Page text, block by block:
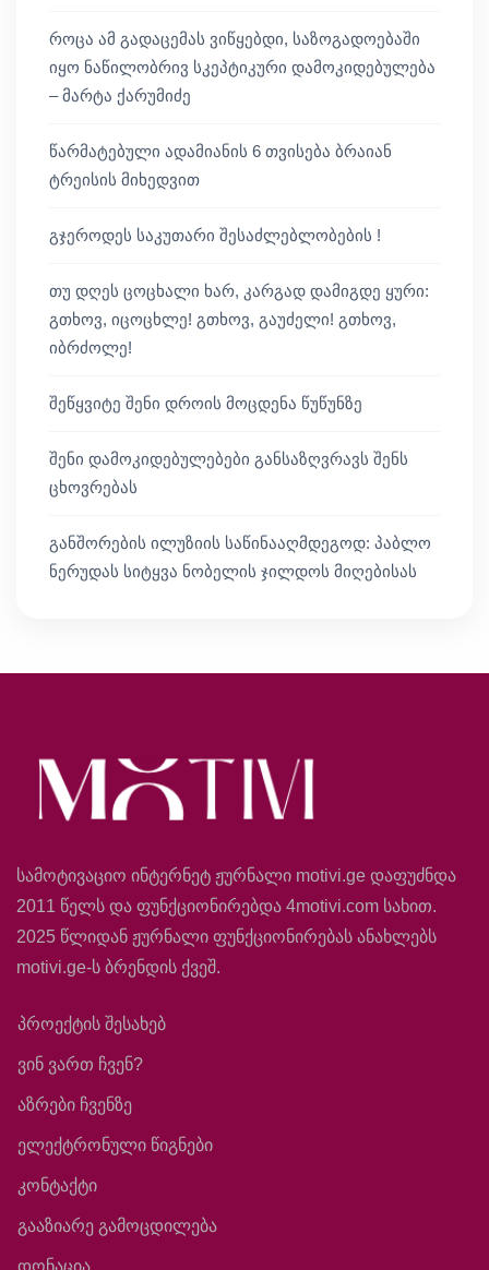
როცა ამ გადაცემას ვიწყებდი, საზოგადოებაში
იყო ნაწილობრივ სკეპტიკური დამოკიდებულება
– მარტა ქარუმიძე
წარმატებული ადამიანის 6 თვისება ბრაიან
ტრეისის მიხედვით
გჯეროდეს საკუთარი შესაძლებლობების !
თუ დღეს ცოცხალი ხარ, კარგად დამიგდე ყური:
გთხოვ, იცოცხლე! გთხოვ, გაუძელი! გთხოვ,
იბრძოლე!
შეწყვიტე შენი დროის მოცდენა წუწუნზე
შენი დამოკიდებულებები განსაზღვრავს შენს
ცხოვრებას
განშორების ილუზიის საწინააღმდეგოდ: პაბლო
ნერუდას სიტყვა ნობელის ჯილდოს მიღებისას
სამოტივაციო ინტერნეტ ჟურნალი motivi.ge დაფუძნდა
2011 წელს და ფუნქციონირებდა 4motivi.com სახით.
2025 წლიდან ჟურნალი ფუნქციონირებას ანახლებს
motivi.ge-ს ბრენდის ქვეშ.
პროექტის შესახებ
ვინ ვართ ჩვენ?
აზრები ჩვენზე
ელექტრონული წიგნები
კონტაქტი
გააზიარე გამოცდილება
დონაცია